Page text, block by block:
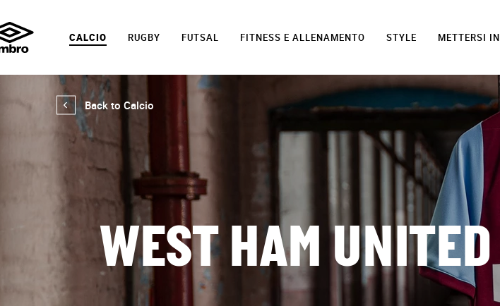
CALCIO RUGBY FUTSAL FITNESS E ALLENAMENTO STYLE METTERSI
Back to Calcio
WEST HAM